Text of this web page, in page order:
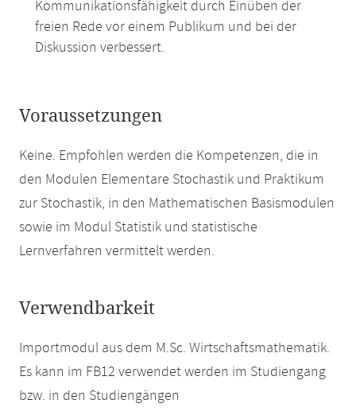
Kommunikationsfähigkeit durch Einüben der
freien Rede vor einem Publikum und bei der
Diskussion verbessert.
Voraussetzungen
Keine. Empfohlen werden die Kompetenzen, die in
den Modulen Elementare Stochastik und Praktikum
zur Stochastik, in den Mathematischen Basismodulen
sowie im Modul Statistik und statistische
Lernverfahren vermittelt werden.
Verwendbarkeit
Importmodul aus dem M.Sc. Wirtschaftsmathematik.
Es kann im FB12 verwendet werden im Studiengang
bzw. in den Studiengängen